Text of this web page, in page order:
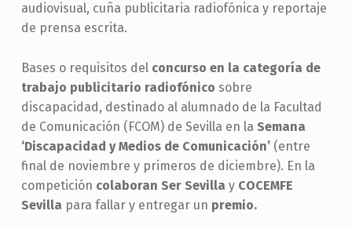
audiovisual, cuña publicitaria radiofónica y reportaje
de prensa escrita.
Bases o requisitos del concurso en la categoría de
trabajo publicitario radiofónico sobre
discapacidad, destinado al alumnado de la Facultad
de Comunicación (FCOM) de Sevilla en la Semana
‘Discapacidad y Medios de Comunicación’ (entre
final de noviembre y primeros de diciembre). En la
competición colaboran Ser Sevilla y COCEMFE
Sevilla para fallar y entregar un premio.